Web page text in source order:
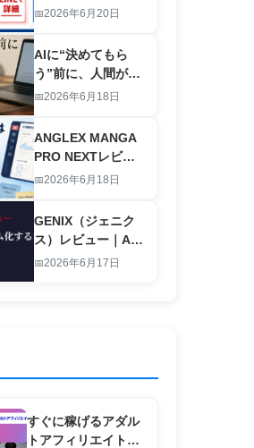
｜怪しい案件を”登
ェックリスト
【2026】
2026年6月20日
AIに“決めてもら
う”前に、人間が決
めること｜お金と
2026年6月18日
ANGLEX MANGA
PRO NEXTレビュ
ー｜旧版との違い
2026年6月18日
GENIX（ジェニク
ス）レビュー｜AI
でアダルトマーケ
2026年6月17日
すぐに稼げるアダル
トアフィリエイト